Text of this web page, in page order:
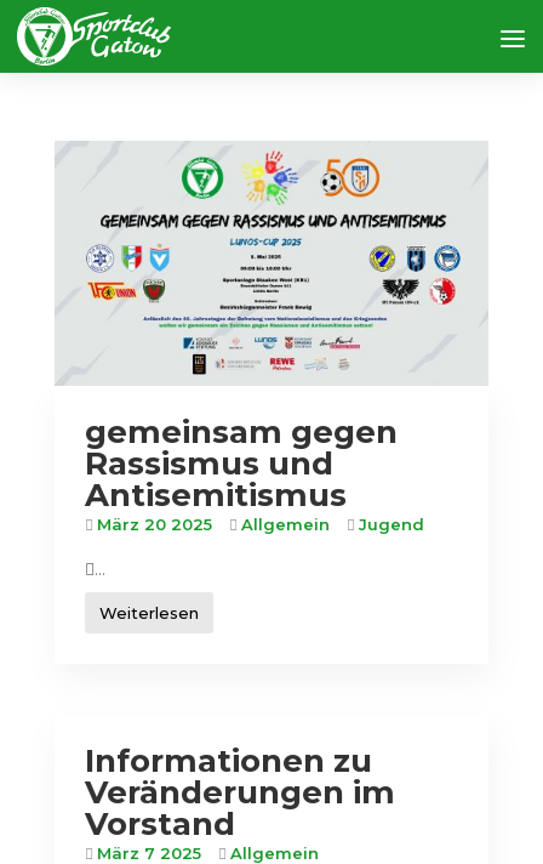
gemeinsam gegen
Rassismus und
Antisemitismus
März 20 2025 Allgemein Jugend
...
Weiterlesen
Informationen zu
Veränderungen im
Vorstand
März 7 2025 Allgemein